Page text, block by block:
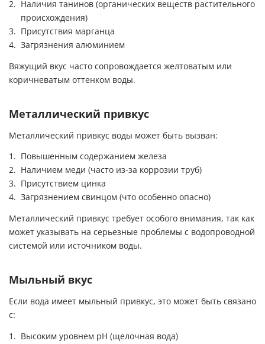
Наличия танинов (органических веществ растительного
происхождения)
Присутствия марганца
Загрязнения алюминием
Вяжущий вкус часто сопровождается желтоватым или
коричневатым оттенком воды.
Металлический привкус
Металлический привкус воды может быть вызван:
Повышенным содержанием железа
Наличием меди (часто из-за коррозии труб)
Присутствием цинка
Загрязнением свинцом (что особенно опасно)
Металлический привкус требует особого внимания, так как
может указывать на серьезные проблемы с водопроводной
системой или источником воды.
Мыльный вкус
Если вода имеет мыльный привкус, это может быть связано
с:
Высоким уровнем pH (щелочная вода)